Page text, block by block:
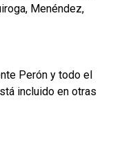
Menéndez,
Perón y todo el
incluido en otras